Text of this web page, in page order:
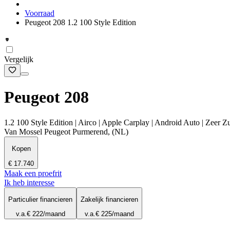
Voorraad
Peugeot 208 1.2 100 Style Edition
Vergelijk
Peugeot 208
1.2 100 Style Edition | Airco | Apple Carplay | Android Auto | Zeer
Van Mossel Peugeot Purmerend, (NL)
Kopen
€ 17.740
Maak een proefrit
Ik heb interesse
Particulier financieren
v.a.€ 222/maand
Zakelijk financieren
v.a.€ 225/maand